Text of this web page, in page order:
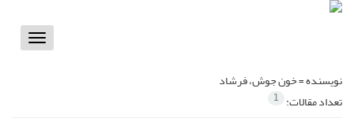
Toggle
نویسنده =خون جوش، فرشاد
تعداد مقالات: 1